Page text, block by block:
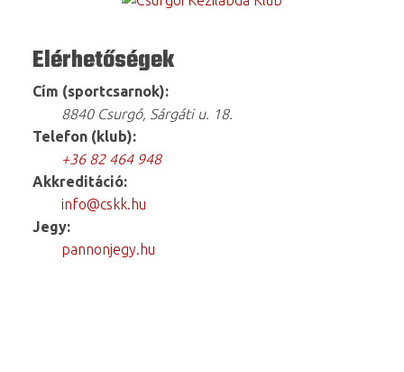
Elérhetőségek
Cím (sportcsarnok):
8840 Csurgó, Sárgáti u. 18.
Telefon (klub):
+36 82 464 948
Akkreditáció:
info@cskk.hu
Jegy:
pannonjegy.hu